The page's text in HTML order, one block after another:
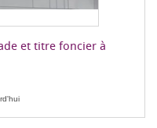
et titre foncier à